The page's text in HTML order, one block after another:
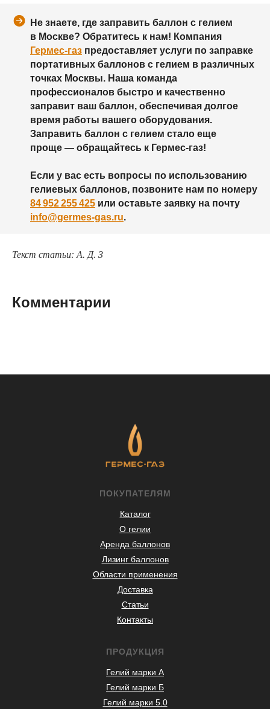
Не знаете, где заправить баллон с гелием
в Москве? Обратитесь к нам! Компания
Гермес-газ предоставляет услуги по заправке
портативных баллонов с гелием в различных
точках Москвы. Наша команда
профессионалов быстро и качественно
заправит ваш баллон, обеспечивая долгое
время работы вашего оборудования.
Заправить баллон с гелием стало еще
проще — обращайтесь к Гермес-газ!
Если у вас есть вопросы по использованию
гелиевых баллонов, позвоните нам по номеру
84 952 255 425 или оставьте заявку на почту
info@germes-gas.ru.
Текст статьи: А. Д. З
Комментарии
ПРОДУКЦИЯ
Гелий марки А
Гелий марки Б
Гелий марки 5.0
ПОКУПАТЕЛЯМ
Каталог
О гелии
Аренда баллонов
Лизинг баллонов
Области применения
Доставка
Статьи
Контакты